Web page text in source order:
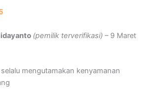
(pemilik terverifikasi) – 9 Maret
mengutamakan kenyamanan